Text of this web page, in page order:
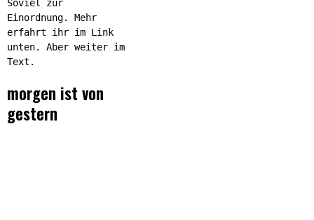
Soviel zur
Einordnung. Mehr
erfahrt ihr im Link
unten. Aber weiter im
Text.
morgen ist von
gestern